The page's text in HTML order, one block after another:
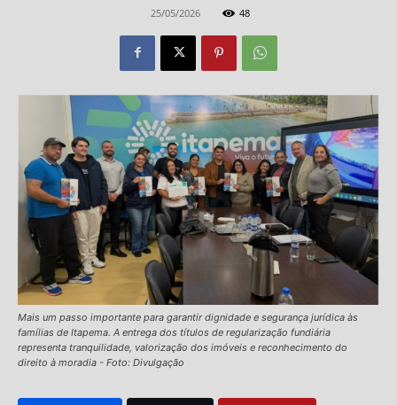
25/05/2026 48
Mais um passo importante para garantir dignidade e segurança jurídica às
famílias de Itapema. A entrega dos títulos de regularização fundiária
representa tranquilidade, valorização dos imóveis e reconhecimento do
direito à moradia - Foto: Divulgação